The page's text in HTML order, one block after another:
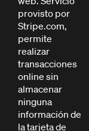
provisto por
Stripe.com,
permite
realizar
transacciones
online sin
almacenar
ninguna
información de
la tarjeta de